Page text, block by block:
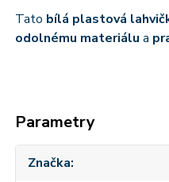
Tato bílá plastová
odolnému materiálu a
Parametry
Značka